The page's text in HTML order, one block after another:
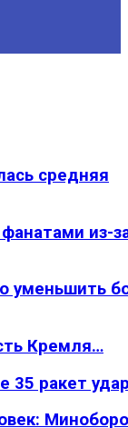
средняя
из-
уменьшить
Кремля…
35 ракет